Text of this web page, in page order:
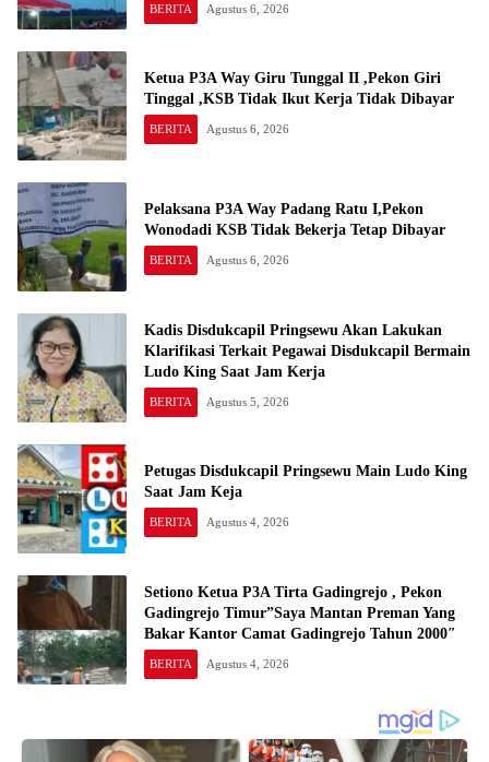
BERITA Agustus 6, 2026
Ketua P3A Way Giru Tunggal II ,Pekon Giri
Tinggal ,KSB Tidak Ikut Kerja Tidak Dibayar
BERITA Agustus 6, 2026
Pelaksana P3A Way Padang Ratu I,Pekon
Wonodadi KSB Tidak Bekerja Tetap Dibayar
BERITA Agustus 6, 2026
Kadis Disdukcapil Pringsewu Akan Lakukan
Klarifikasi Terkait Pegawai Disdukcapil Bermain
Ludo King Saat Jam Kerja
BERITA Agustus 5, 2026
Petugas Disdukcapil Pringsewu Main Ludo King
Saat Jam Keja
BERITA Agustus 4, 2026
Setiono Ketua P3A Tirta Gadingrejo , Pekon
Gadingrejo Timur”Saya Mantan Preman Yang
Bakar Kantor Camat Gadingrejo Tahun 2000″
BERITA Agustus 4, 2026